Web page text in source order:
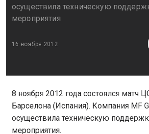
осуществила техническую
мероприятия
16 ноября 2012
8 ноября 2012 года состоялся матч
Барселона (Испания). Компания MF
осуществила техническую
мероприятия.